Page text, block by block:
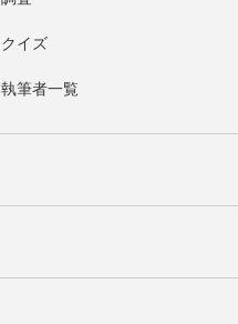
クイズ
執筆者一覧